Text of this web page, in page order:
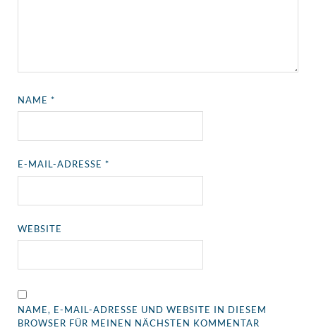
NAME*
E-MAIL-ADRESSE*
WEBSITE
NAME, E-MAIL-ADRESSE UND WEBSITE IN DIESEM
BROWSER FÜR MEINEN NÄCHSTEN KOMMENTAR